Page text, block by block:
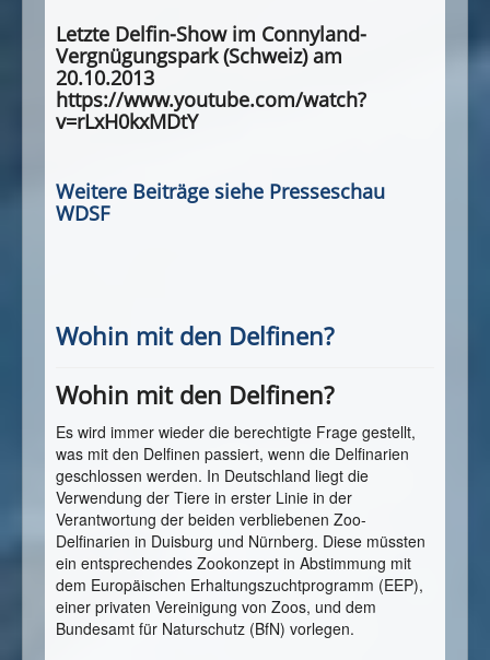
Letzte Delfin-Show im Connyland-
Vergnügungspark (Schweiz) am
20.10.2013
https://www.youtube.com/watch?
v=rLxH0kxMDtY
Weitere Beiträge siehe Presseschau
WDSF
Wohin mit den Delfinen?
Wohin mit den Delfinen?
Es wird immer wieder die berechtigte Frage gestellt,
was mit den Delfinen passiert, wenn die Delfinarien
geschlossen werden. In Deutschland liegt die
Verwendung der Tiere in erster Linie in der
Verantwortung der beiden verbliebenen Zoo-
Delfinarien in Duisburg und Nürnberg. Diese müssten
ein entsprechendes Zookonzept in Abstimmung mit
dem Europäischen Erhaltungszuchtprogramm (EEP),
einer privaten Vereinigung von Zoos, und dem
Bundesamt für Naturschutz (BfN) vorlegen.